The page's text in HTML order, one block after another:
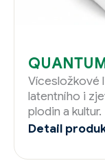
Vícesložkové
latentního i
plodin a kultur.
Detail